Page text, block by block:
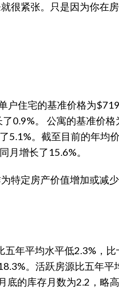
很紧张。只是因为你在
住宅的基准价格为
0.9%。 公寓的基准价
5.1%。截至目前的年均
增长了15.6%。
特定房产价值增加或减
年平均水平低2.3%，比
。活跃房源比五年平
底的库存月数为2.2，略